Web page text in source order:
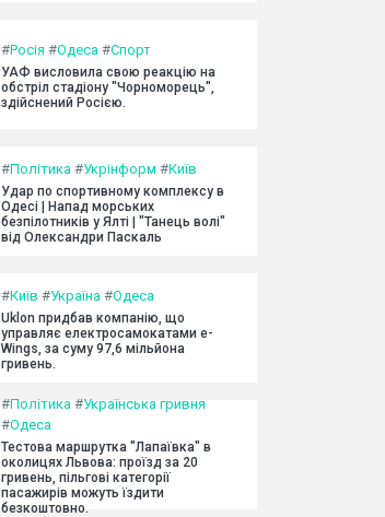
#Росія #Одеса #Спорт
УАФ висловила свою реакцію на
обстріл стадіону "Чорноморець",
здійснений Росією.
#Політика #Укрінформ #Київ
Удар по спортивному комплексу в
Одесі | Напад морських
безпілотників у Ялті | "Танець волі"
від Олександри Паскаль
#Київ #Україна #Одеса
Uklon придбав компанію, що
управляє електросамокатами e-
Wings, за суму 97,6 мільйона
гривень.
#Політика #Українська гривня
#Одеса
Тестова маршрутка "Лапаївка" в
околицях Львова: проїзд за 20
гривень, пільгові категорії
пасажирів можуть їздити
безкоштовно.